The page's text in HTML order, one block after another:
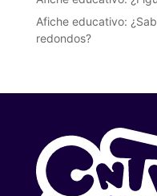
Afiche educativo:
redondos?